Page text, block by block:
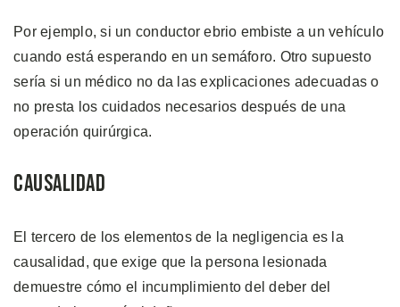
Por ejemplo, si un conductor ebrio embiste a un vehículo
cuando está esperando en un semáforo. Otro supuesto
sería si un médico no da las explicaciones adecuadas o
no presta los cuidados necesarios después de una
operación quirúrgica.
Causalidad
El tercero de los elementos de la negligencia es la
causalidad, que exige que la persona lesionada
demuestre cómo el incumplimiento del deber del